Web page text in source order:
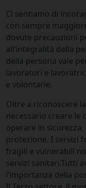
Ci sentiamo di
con sempre
dovute precauzioni
all’integralità della
della persona vale
lavoratori e
e volontarie.
Oltre a riconoscere
necessario creare le
operare in
protezione. I servizi
fragili e vulnerabili
servizi sanitari.Tutti
l’importanza della